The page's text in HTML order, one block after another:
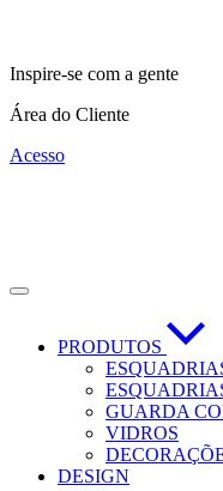
Inspire-se com a gente
Área do Cliente
Acesso
PRODUTOS
GUARDA
VIDROS
DESIGN